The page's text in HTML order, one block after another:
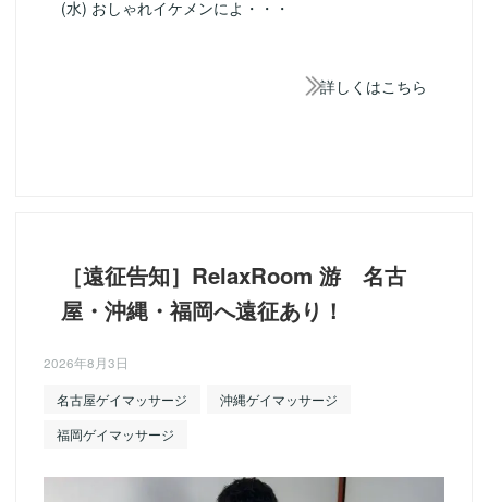
(水) おしゃれイケメンによ・・・
詳しくはこちら
［遠征告知］RelaxRoom 游 名古
屋・沖縄・福岡へ遠征あり！
2026年8月3日
名古屋ゲイマッサージ
沖縄ゲイマッサージ
福岡ゲイマッサージ